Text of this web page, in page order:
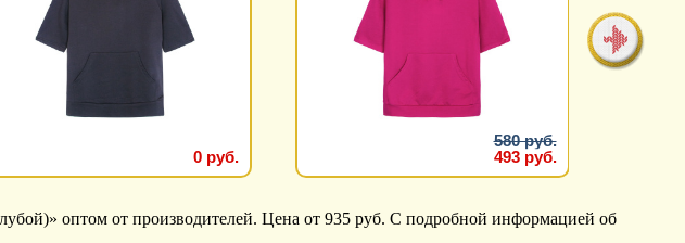
0 руб.
580 руб.
493 руб.
оптом от производителей. Цена от 935 руб. С подробной информацией об